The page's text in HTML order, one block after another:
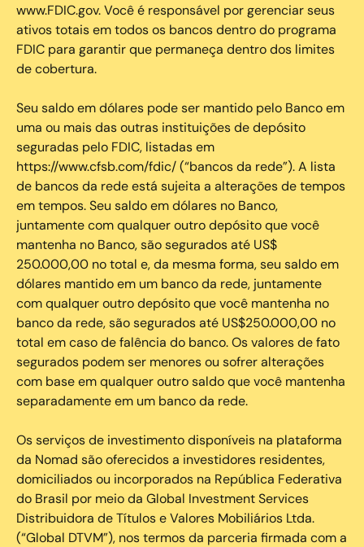
www.FDIC.gov. Você é responsável por gerenciar seus
ativos totais em todos os bancos dentro do programa
FDIC para garantir que permaneça dentro dos limites
de cobertura.
Seu saldo em dólares pode ser mantido pelo Banco em
uma ou mais das outras instituições de depósito
seguradas pelo FDIC, listadas em
https://www.cfsb.com/fdic/ (“bancos da rede”). A lista
de bancos da rede está sujeita a alterações de tempos
em tempos. Seu saldo em dólares no Banco,
juntamente com qualquer outro depósito que você
mantenha no Banco, são segurados até US$
250.000,00 no total e, da mesma forma, seu saldo em
dólares mantido em um banco da rede, juntamente
com qualquer outro depósito que você mantenha no
banco da rede, são segurados até US$250.000,00 no
total em caso de falência do banco. Os valores de fato
segurados podem ser menores ou sofrer alterações
com base em qualquer outro saldo que você mantenha
separadamente em um banco da rede.
Os serviços de investimento disponíveis na plataforma
da Nomad são oferecidos a investidores residentes,
domiciliados ou incorporados na República Federativa
do Brasil por meio da Global Investment Services
Distribuidora de Títulos e Valores Mobiliários Ltda.
(“Global DTVM”), nos termos da parceria firmada com a